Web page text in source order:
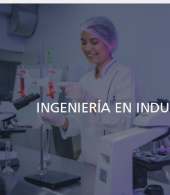
INGENIERÍA EN